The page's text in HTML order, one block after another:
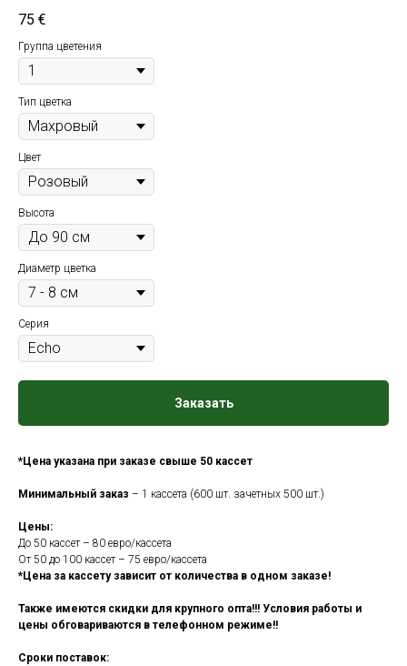
75 €
Группа цветения
Тип цветка
Цвет
Высота
Диаметр цветка
Серия
Заказать
*Цена указана при заказе свыше 50 кассет
Минимальный заказ – 1 кассета (600 шт. зачетных 500 шт.)
Цены:
До 50 кассет – 80 евро/кассета
От 50 до 100 кассет – 75 евро/кассета
*Цена за кассету зависит от количества в одном заказе!
Также имеются скидки для крупного опта!!! Условия работы и
цены обговариваются в телефонном режиме!!
Сроки поставок: